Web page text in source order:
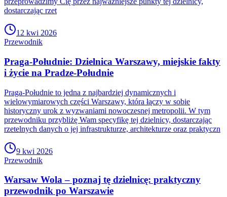
dostarczając rzet
12 kwi 2026
Przewodnik
Praga-Południe: Dzielnica Warszawy, miejskie fakty
i życie na Pradze-Południe
Praga-Południe to jedna z najbardziej dynamicznych i
wielowymiarowych części Warszawy, która łączy w sobie
historyczny urok z wyzwaniami nowoczesnej metropolii. W tym
przewodniku przybliżę Wam specyfikę tej dzielnicy, dostarczając
rzetelnych danych o jej infrastrukturze, architekturze oraz praktyczn
9 kwi 2026
Przewodnik
Warsaw Wola – poznaj tę dzielnicę: praktyczny
przewodnik po Warszawie